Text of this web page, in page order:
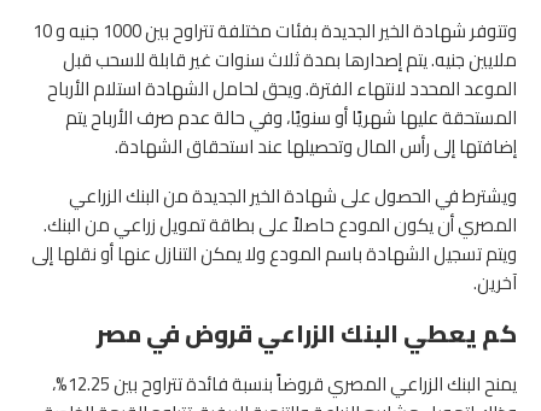
وتتوفر شهادة الخير الجديدة بفئات مختلفة تتراوح بين 1000 جنيه و 10
ملايين جنيه. يتم إصدارها بمدة ثلاث سنوات غير قابلة للسحب قبل
الموعد المحدد لانتهاء الفترة. ويحق لحامل الشهادة استلام الأرباح
المستحقة عليها شهريًا أو سنويًا، وفي حالة عدم صرف الأرباح يتم
إضافتها إلى رأس المال وتحصيلها عند استحقاق الشهادة.
ويشترط في الحصول على شهادة الخير الجديدة من البنك الزراعي
المصري أن يكون المودع حاصلاً على بطاقة تمويل زراعي من البنك.
ويتم تسجيل الشهادة باسم المودع ولا يمكن التنازل عنها أو نقلها إلى
آخرين.
كم يعطي البنك الزراعي قروض في مصر
يمنح البنك الزراعي المصري قروضاً بنسبة فائدة تتراوح بين 12.25%،